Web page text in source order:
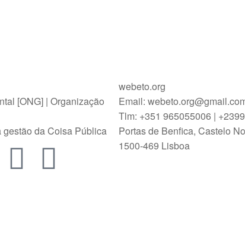
[ONG] | Organização
da Coisa Pública
webeto.org
Email:
Tlm: +351 965055006 |
Portas de Benfica, Castelo
1500-469 Lisboa